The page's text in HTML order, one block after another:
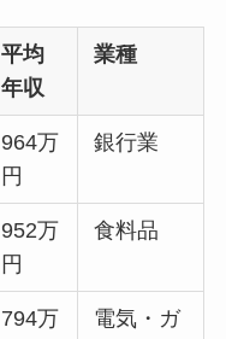
平均
年収
業種
964万
円
銀行業
952万
円
食料品
794万
電気・ガ